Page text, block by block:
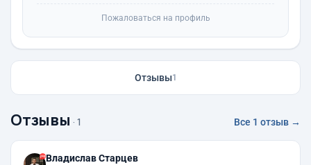
Пожаловаться на профиль
Отзывы1
Отзывы · 1 Все 1 отзыв →
Владислав Старцев